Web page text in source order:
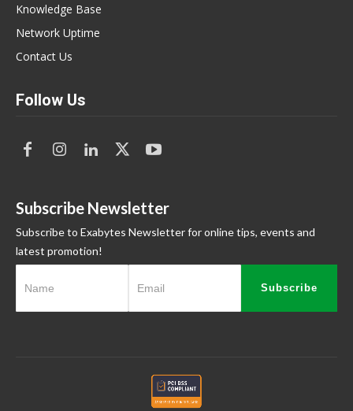
Knowledge Base
Network Uptime
Contact Us
Follow Us
Subscribe Newsletter
Subscribe to Exabytes Newsletter for online tips, events and
latest promotion!
Subscribe